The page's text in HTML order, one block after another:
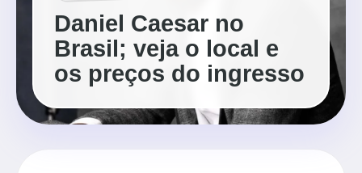
Daniel Caesar no
Brasil; veja o local e
os preços do ingresso